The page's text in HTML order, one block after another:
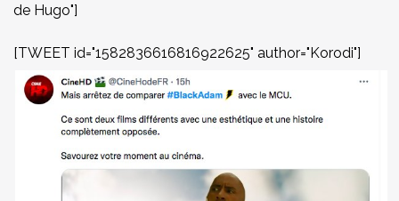
de Hugo"]
[TWEET id="1582836616816922625" author="Korodi"]